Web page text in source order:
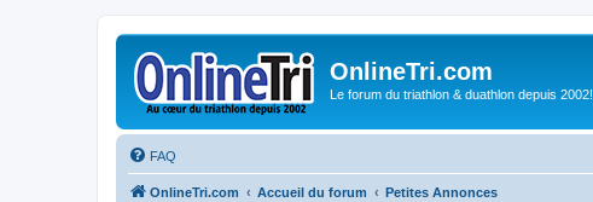
OnlineTri.com
Le forum du triathlon & duathlon depuis 2002!
FAQ
OnlineTri.com Accueil du forum Petites Annonces